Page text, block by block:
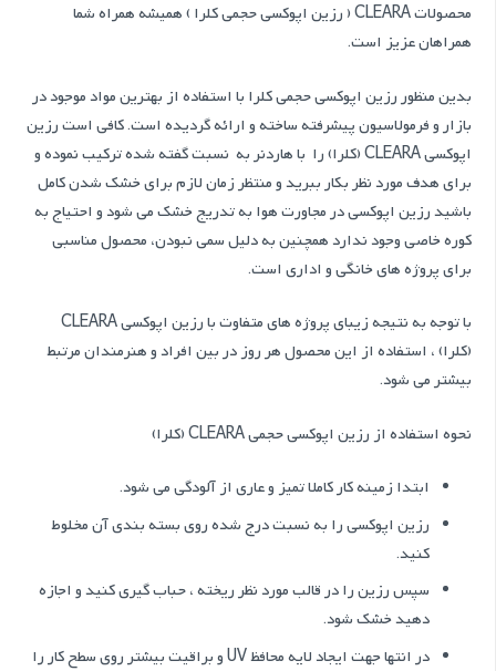
محصولات CLEARA ( رزین اپوکسی حجمی کلرا ) همیشه همراه شما
همراهان عزیز است.
بدین منظور رزین اپوکسی حجمی کلرا با استفاده از بهترین مواد موجود در
بازار و فرمولاسیون پیشرفته ساخته و ارائه گردیده است. کافی است رزین
اپوکسی CLEARA (کلرا) را با هاردنر به نسبت گفته شده ترکیب نموده و
برای هدف مورد نظر بکار ببرید و منتظر زمان لازم برای خشک شدن کامل
باشید رزین اپوکسی در مجاورت هوا به تدریج خشک می شود و احتیاج به
کوره خاصی وجود ندارد همچنین به دلیل سمی نبودن، محصول مناسبی
برای پروژه های خانگی و اداری است.
با توجه به نتیجه زیبای پروژه های متفاوت با رزین اپوکسی CLEARA
(کلرا) ، استفاده از این محصول هر روز در بین افراد و هنرمندان مرتبط
بیشتر می شود.
نحوه استفاده از رزین اپوکسی حجمی CLEARA (کلرا)
ابتدا زمینه کار کاملا تمیز و عاری از آلودگی می شود.
رزین اپوکسی را به نسبت درج شده روی بسته بندی آن مخلوط
کنید.
سپس رزین را در قالب مورد نظر ریخته ، حباب گیری کنید و اجازه
دهید خشک شود.
در انتها جهت ایجاد لایه محافظ UV و براقیت بیشتر روی سطح کار را